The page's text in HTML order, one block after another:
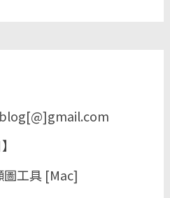
圖工具 [Mac]